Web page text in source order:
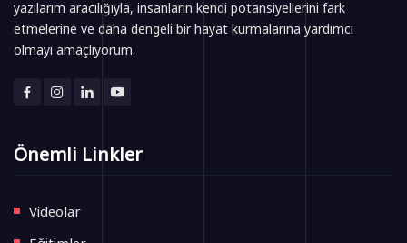
yazılarım aracılığıyla, insanların kendi potansiyellerini fark
etmelerine ve daha dengeli bir hayat kurmalarına yardımcı
olmayı amaçlıyorum.
Önemli Linkler
Videolar